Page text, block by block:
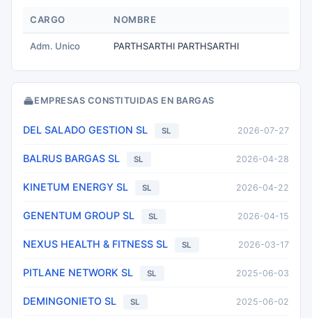
CARGO NOMBRE
Adm. Unico PARTHSARTHI PARTHSARTHI
EMPRESAS CONSTITUIDAS EN BARGAS
DEL SALADO GESTION SL SL 2026-07-27
BALRUS BARGAS SL SL 2026-04-28
KINETUM ENERGY SL SL 2026-04-22
GENENTUM GROUP SL SL 2026-04-15
NEXUS HEALTH & FITNESS SL SL 2026-03-17
PITLANE NETWORK SL SL 2025-06-03
DEMINGONIETO SL SL 2025-06-02